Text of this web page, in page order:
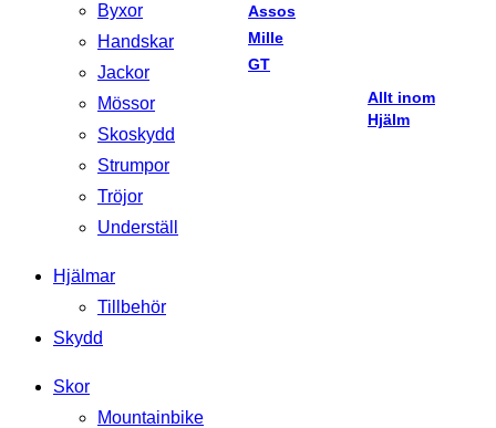
Byxor
Handskar
Jackor
Mössor
Skoskydd
Strumpor
Tröjor
Underställ
Hjälmar
Tillbehör
Skydd
Skor
Mountainbike
Assos
Mille
GT
Allt inom
Hjälm